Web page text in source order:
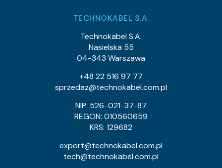
TECHNOKABEL S.A.
Technokabel S.A.
Nasielska 55
04-343 Warszawa
+48 22 516 97 77
sprzedaz@technokabel.com.pl
NIP: 526-021-37-87
REGON: 010560659
KRS: 129682
export@technokabel.com.pl
tech@technokabel.com.pl